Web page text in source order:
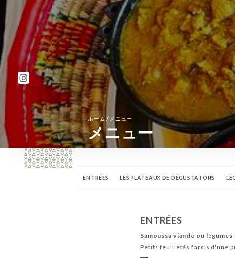
ホーム/ メニュー
メニュー
ENTRÉES LES PLATEAUX DE DÉGUSTATONS
ENTRÉES
Samoussa viande ou légumes
Petits feuilletés farcis d'une